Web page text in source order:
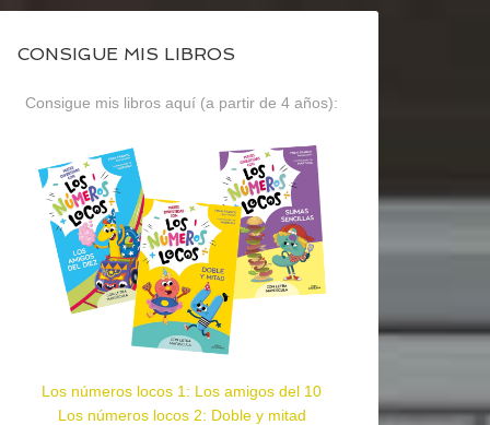
CONSIGUE MIS LIBROS
Consigue mis libros aquí (a partir de 4 años):
Los números locos 1: Los amigos del 10
Los números locos 2: Doble y mitad